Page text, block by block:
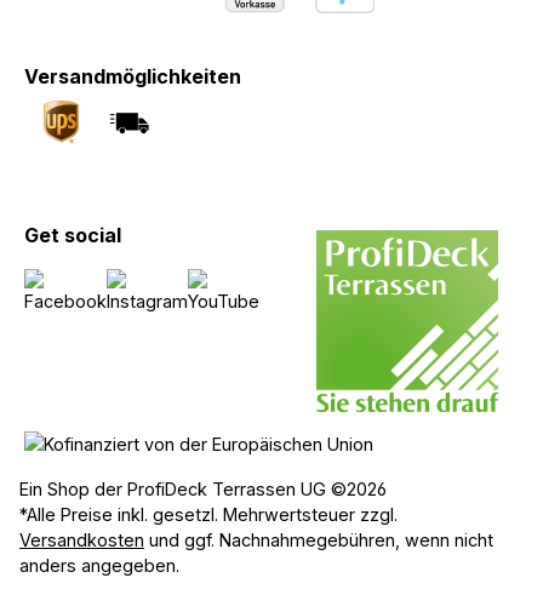
Versandmöglichkeiten
Get social
Ein Shop der ProfiDeck Terrassen UG ©2026
*Alle Preise inkl. gesetzl. Mehrwertsteuer zzgl.
Versandkosten und ggf. Nachnahmegebühren, wenn nicht
anders angegeben.